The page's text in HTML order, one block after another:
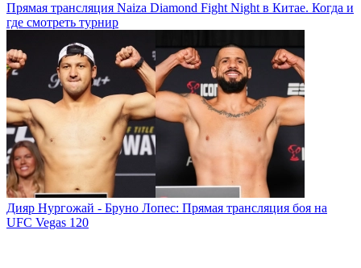
Прямая трансляция Naiza Diamond Fight Night в Китае. Когда и
где смотреть турнир
Дияр Нургожай - Бруно Лопес: Прямая трансляция боя на
UFC Vegas 120